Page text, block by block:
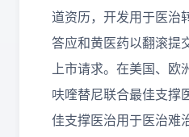
道资历，开发用于医治
答应和黄医药以翻滚提
上市请求。在美国、欧
呋喹替尼联合最佳支撑
佳支撑医治用于医治难